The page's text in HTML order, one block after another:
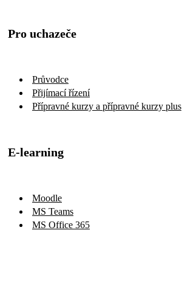
Pro uchazeče
Průvodce
Přijímací řízení
Přípravné kurzy a přípravné kurzy plus
E-learning
Moodle
MS Teams
MS Office 365